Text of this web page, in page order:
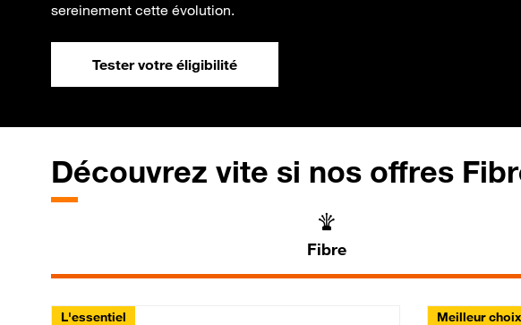
sereinement cette évolution.
Tester votre éligibilité
Découvrez vite si nos offres
Fibre
L'essentiel Meilleur choix